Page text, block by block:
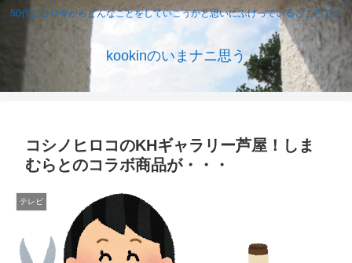
50代になり今からどんなことをしていこうかと思いにふけっているところです
kookinのいまナニ思う
コシノヒロコのKHギャラリー芦屋！しま
むらとのコラボ商品が・・・
テレビ